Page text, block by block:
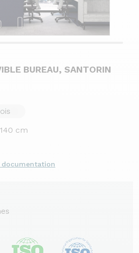
BUREAU, SANTORIN
cm
documentation